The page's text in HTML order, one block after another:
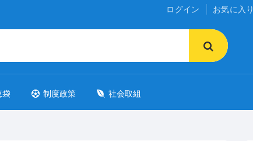
ログイン お気に入り
袋 制度政策 社会取組